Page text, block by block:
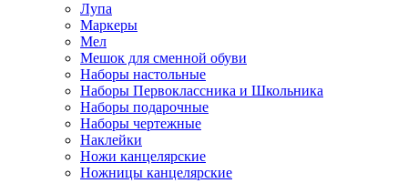
Лупа
Маркеры
Мел
Мешок для сменной обуви
Наборы настольные
Наборы Первоклассника и Школьника
Наборы подарочные
Наборы чертежные
Наклейки
Ножи канцелярские
Ножницы канцелярские